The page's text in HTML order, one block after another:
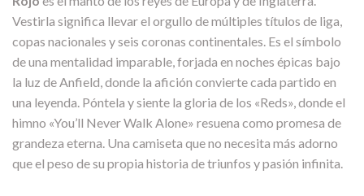
Vestirla significa llevar el orgullo de múltiples títulos de liga,
copas nacionales y seis coronas continentales. Es el símbolo
de una mentalidad imparable, forjada en noches épicas bajo
la luz de Anfield, donde la afición convierte cada partido en
una leyenda. Póntela y siente la gloria de los «Reds», donde el
himno «You’ll Never Walk Alone» resuena como promesa de
grandeza eterna. Una camiseta que no necesita más adorno
que el peso de su propia historia de triunfos y pasión infinita.